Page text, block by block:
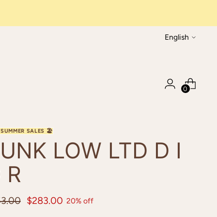
Language
English
0
LOW LTD D I
R
$283.00 20% off